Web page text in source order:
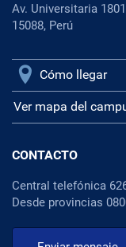
Av. Universitaria
15088, Perú
Cómo llegar
Ver mapa del
CONTACTO
Central telefónica
Desde provincias